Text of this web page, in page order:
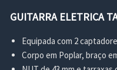
GUITARRA ELETRICA
Equipada com 2
Corpo em Poplar, braço